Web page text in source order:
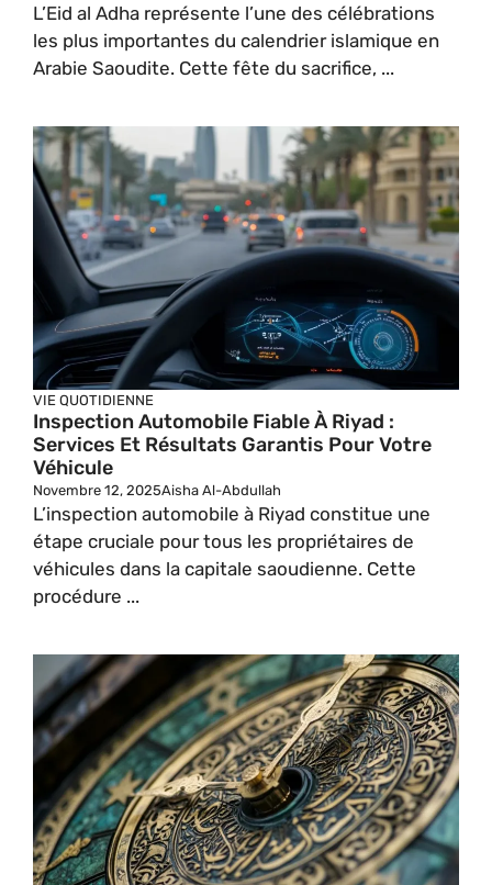
L’Eid al Adha représente l’une des célébrations
les plus importantes du calendrier islamique en
Arabie Saoudite. Cette fête du sacrifice, ...
VIE QUOTIDIENNE
Inspection Automobile Fiable À Riyad :
Services Et Résultats Garantis Pour Votre
Véhicule
Novembre 12, 2025Aisha Al-Abdullah
L’inspection automobile à Riyad constitue une
étape cruciale pour tous les propriétaires de
véhicules dans la capitale saoudienne. Cette
procédure ...